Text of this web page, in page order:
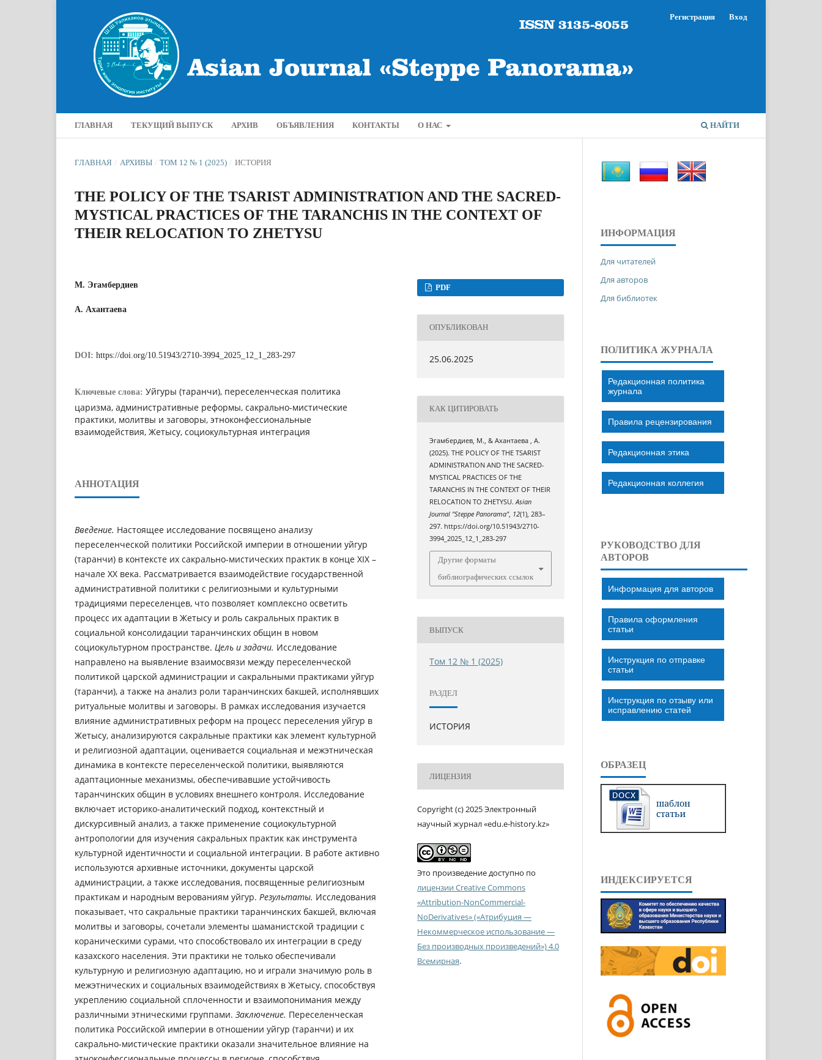
ГЛАВНАЯ ТЕКУЩИЙ ВЫПУСК АРХИВ ОБЪЯВЛЕНИЯ КОНТАКТЫ О НАС НАЙТИ
Регистрация Вход
ГЛАВНАЯ / АРХИВЫ / ТОМ 12 № 1 (2025) / ИСТОРИЯ
THE POLICY OF THE TSARIST ADMINISTRATION AND THE SACRED-
MYSTICAL PRACTICES OF THE TARANCHIS IN THE CONTEXT OF
THEIR RELOCATION TO ZHETYSU
М. Эгамбердиев
А. Ахантаева
DOI: https://doi.org/10.51943/2710-3994_2025_12_1_283-297
Ключевые слова: Уйгуры (таранчи), переселенческая политика
царизма, административные реформы, сакрально-мистические
практики, молитвы и заговоры, этноконфессиональные
взаимодействия, Жетысу, социокультурная интеграция
АННОТАЦИЯ
Введение. Настоящее исследование посвящено анализу
переселенческой политики Российской империи в отношении уйгур
(таранчи) в контексте их сакрально-мистических практик в конце XIX –
начале XX века. Рассматривается взаимодействие государственной
административной политики с религиозными и культурными
традициями переселенцев, что позволяет комплексно осветить
процесс их адаптации в Жетысу и роль сакральных практик в
социальной консолидации таранчинских общин в новом
социокультурном пространстве. Цель и задачи. Исследование
направлено на выявление взаимосвязи между переселенческой
политикой царской администрации и сакральными практиками уйгур
(таранчи), а также на анализ роли таранчинских бакшей, исполнявших
ритуальные молитвы и заговоры. В рамках исследования изучается
влияние административных реформ на процесс переселения уйгур в
Жетысу, анализируются сакральные практики как элемент культурной
и религиозной адаптации, оценивается социальная и межэтническая
динамика в контексте переселенческой политики, выявляются
адаптационные механизмы, обеспечивавшие устойчивость
таранчинских общин в условиях внешнего контроля. Исследование
включает историко-аналитический подход, контекстный и
дискурсивный анализ, а также применение социокультурной
антропологии для изучения сакральных практик как инструмента
культурной идентичности и социальной интеграции. В работе активно
используются архивные источники, документы царской
администрации, а также исследования, посвященные религиозным
практикам и народным верованиям уйгур. Результаты. Исследования
показывает, что сакральные практики таранчинских бакшей, включая
молитвы и заговоры, сочетали элементы шаманистской традиции с
кораническими сурами, что способствовало их интеграции в среду
казахского населения. Эти практики не только обеспечивали
культурную и религиозную адаптацию, но и играли значимую роль в
межэтнических и социальных взаимодействиях в Жетысу, способствуя
укреплению социальной сплоченности и взаимопонимания между
различными этническими группами. Заключение. Переселенческая
политика Российской империи в отношении уйгур (таранчи) и их
сакрально-мистические практики оказали значительное влияние на
PDF
ОПУБЛИКОВАН
25.06.2025
КАК ЦИТИРОВАТЬ
Эгамбердиев, М., & Ахантаева , А.
(2025). THE POLICY OF THE TSARIST
ADMINISTRATION AND THE SACRED-
MYSTICAL PRACTICES OF THE
TARANCHIS IN THE CONTEXT OF THEIR
RELOCATION TO ZHETYSU.Asian
Journal "Steppe Panorama", 12(1), 283–
297. https://doi.org/10.51943/2710-
3994_2025_12_1_283-297
Другие форматы
библиографических ссылок
ВЫПУСК
Том 12 № 1 (2025)
РАЗДЕЛ
ИСТОРИЯ
ЛИЦЕНЗИЯ
Copyright (c) 2025 Электронный
научный журнал «edu.e-history.kz»
Это произведение доступно по
лицензии Creative Commons
«Attribution-NonCommercial-
NoDerivatives» («Атрибуция —
Некоммерческое использование —
Без производных произведений») 4.0
Всемирная.
ИНФОРМАЦИЯ
Для читателей
Для авторов
Для библиотек
ПОЛИТИКА ЖУРНАЛА
Редакционная политика
журнала
Правила рецензирования
Редакционная этика
Редакционная коллегия
РУКОВОДСТВО ДЛЯ
АВТОРОВ
Информация для авторов
Правила оформления
статьи
Инструкция по отправке
статьи
Инструкция по отзыву или
исправлению статей
ОБРАЗЕЦ
ИНДЕКСИРУЕТСЯ